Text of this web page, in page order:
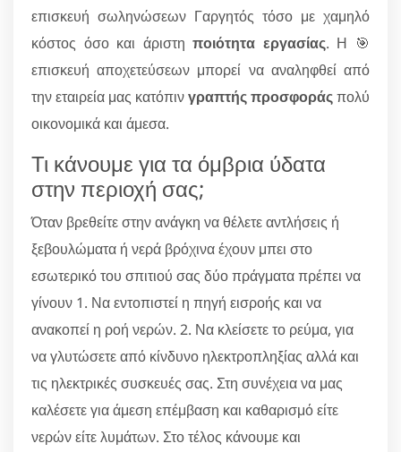
επισκευή σωληνώσεων Γαργητός τόσο με χαμηλό
κόστος όσο και άριστηποιότητα εργασίας. Η 🎯
επισκευή αποχετεύσεων μπορεί να αναληφθεί από
την εταιρεία μας κατόπινγραπτής προσφοράςπολύ
οικονομικά και άμεσα.
Τι κάνουμε για τα όμβρια ύδατα
στην περιοχή σας;
Όταν βρεθείτε στην ανάγκη να θέλετε αντλήσεις ή
ξεβουλώματα ή νερά βρόχινα έχουν μπει στο
εσωτερικό του σπιτιού σας δύο πράγματα πρέπει να
γίνουν 1. Να εντοπιστεί η πηγή εισροής και να
ανακοπεί η ροή νερών. 2. Να κλείσετε το ρεύμα, για
να γλυτώσετε από κίνδυνο ηλεκτροπληξίας αλλά και
τις ηλεκτρικές συσκευές σας. Στη συνέχεια να μας
καλέσετε για άμεση επέμβαση και καθαρισμό είτε
νερών είτε λυμάτων. Στο τέλος κάνουμε και